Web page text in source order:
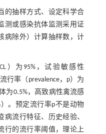
的抽样方式、设定科学合
测或感染抗体监测采用证
病除外）计算抽样数，计
）为95%，试验敏感性
行率（prevalence，p）为
为0.5%，高致病性禽流感
。预定流行率p不是动物
流行特征、历史经验、
行的流行率阈值，理论上